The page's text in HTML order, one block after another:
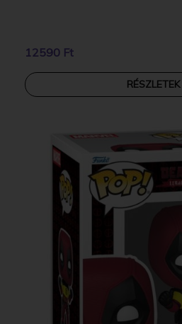
12590 Ft
RÉSZLETEK